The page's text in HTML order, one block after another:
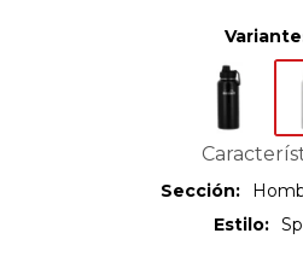
Sección
Estilo